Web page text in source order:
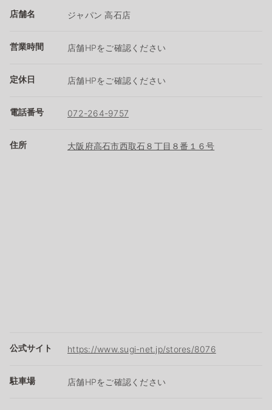
店舗名 ジャパン 高石店
営業時間 店舗HPをご確認ください
定休日 店舗HPをご確認ください
電話番号 072-264-9757
住所 大阪府高石市西取石８丁目８番１６号
公式サイト https://www.sugi-net.jp/stores/8076
駐車場 店舗HPをご確認ください